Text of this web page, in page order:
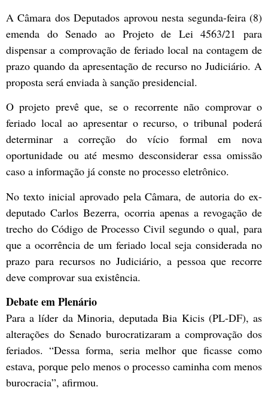
A Câmara dos Deputados aprovou nesta segunda-feira (8)
emenda do Senado ao Projeto de Lei 4563/21 para
dispensar a comprovação de feriado local na contagem de
prazo quando da apresentação de recurso no Judiciário. A
proposta será enviada à sanção presidencial.
O projeto prevê que, se o recorrente não comprovar o
feriado local ao apresentar o recurso, o tribunal poderá
determinar a correção do vício formal em nova
oportunidade ou até mesmo desconsiderar essa omissão
caso a informação já conste no processo eletrônico.
No texto inicial aprovado pela Câmara, de autoria do ex-
deputado Carlos Bezerra, ocorria apenas a revogação de
trecho do Código de Processo Civil segundo o qual, para
que a ocorrência de um feriado local seja considerada no
prazo para recursos no Judiciário, a pessoa que recorre
deve comprovar sua existência.
Debate em Plenário
Para a líder da Minoria, deputada Bia Kicis (PL-DF), as
alterações do Senado burocratizaram a comprovação dos
feriados. “Dessa forma, seria melhor que ficasse como
estava, porque pelo menos o processo caminha com menos
burocracia”, afirmou.